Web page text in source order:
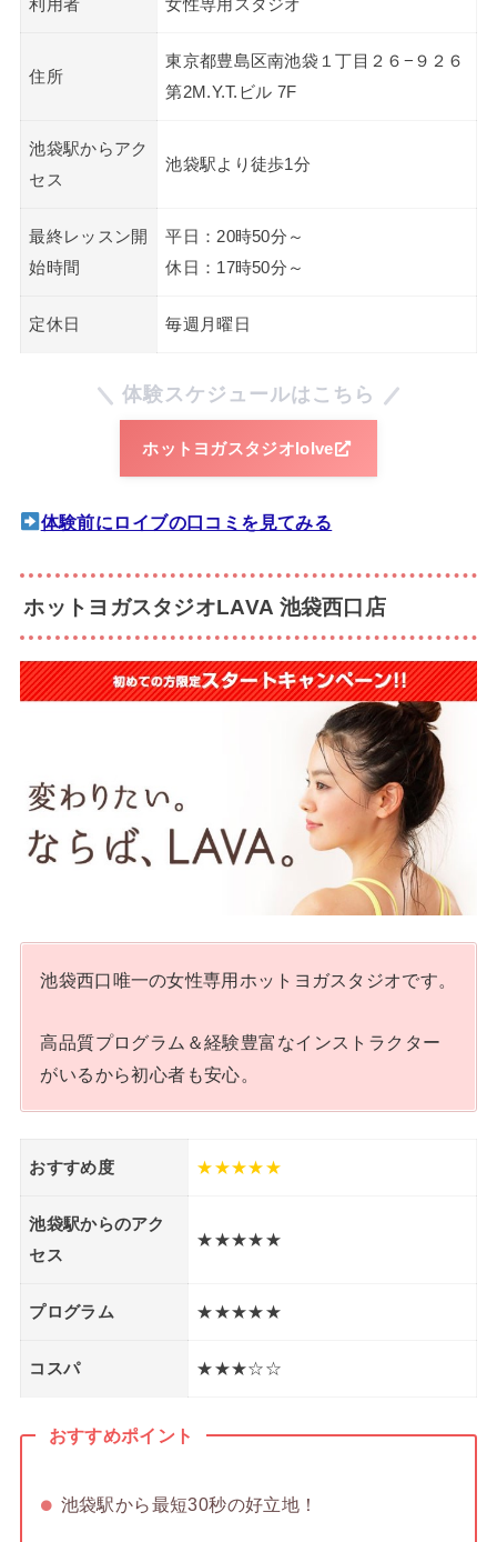
利用者 女性専用スタジオ
住所
東京都豊島区南池袋１丁目２６−９２６
第2M.Y.T.ビル 7F
池袋駅からアク
セス
池袋駅より徒歩1分
最終レッスン開
始時間
平日：20時50分～
休日：17時50分～
定休日 毎週月曜日
体験スケジュールはこちら
ホットヨガスタジオloIve
体験前にロイブの口コミを見てみる
ホットヨガスタジオLAVA 池袋西口店
池袋西口唯一の女性専用ホットヨガスタジオです。
高品質プログラム＆経験豊富なインストラクター
がいるから初心者も安心。
おすすめ度 ★★★★★
池袋駅からのアク
セス
★★★★★
プログラム ★★★★★
コスパ ★★★☆☆
おすすめポイント
池袋駅から最短30秒の好立地！